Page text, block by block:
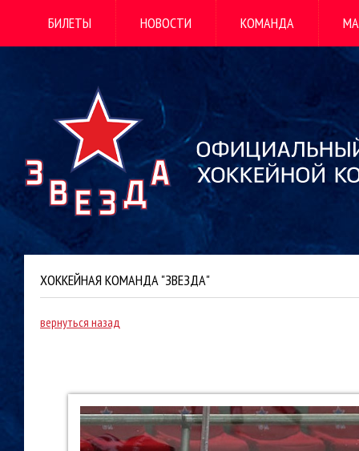
БИЛЕТЫ НОВОСТИ КОМАНДА
ХОККЕЙНАЯ КОМАНДА "ЗВЕЗДА"
вернуться назад